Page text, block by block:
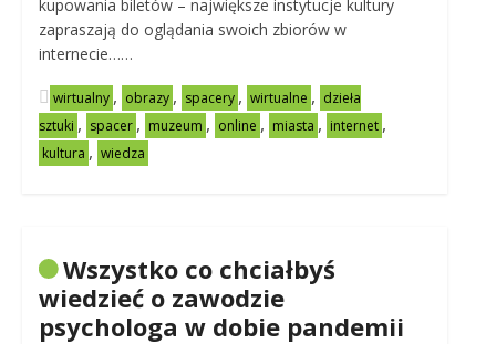
kupowania biletów – największe instytucje kultury
zapraszają do oglądania swoich zbiorów w
internecie……
wirtualny , obrazy , spacery , wirtualne , dzieła
sztuki , spacer , muzeum , online , miasta , internet ,
kultura , wiedza
Wszystko co chciałbyś
wiedzieć o zawodzie
psychologa w dobie pandemii